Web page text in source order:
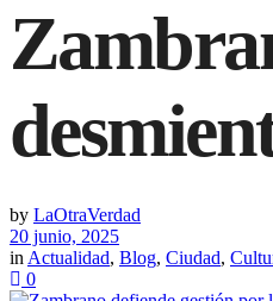
by LaOtraVerdad
20 junio, 2025
in Actualidad, Blog, Ciudad,
0